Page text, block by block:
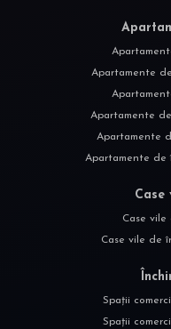
Apartamente
Apartamente
Apartamente
Apartamente de
Case
Case
Case vile de
Spații
Spații